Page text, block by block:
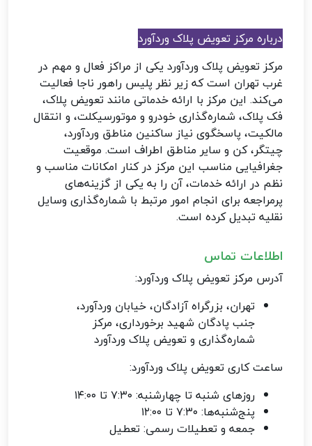
درباره مرکز تعویض پلاک وردآورد
مرکز تعویض پلاک وردآورد یکی از مراکز فعال و مهم در
غرب تهران است که زیر نظر پلیس راهور ناجا فعالیت
می‌کند. این مرکز با ارائه خدماتی مانند تعویض پلاک،
فک پلاک، شماره‌گذاری خودرو و موتورسیکلت، و انتقال
مالکیت، پاسخگوی نیاز ساکنین مناطق وردآورد،
چیتگر، کن و سایر مناطق اطراف است. موقعیت
جغرافیایی مناسب این مرکز در کنار امکانات مناسب و
نظم در ارائه خدمات، آن را به یکی از گزینه‌های
پرمراجعه برای انجام امور مرتبط با شماره‌گذاری وسایل
نقلیه تبدیل کرده است.
اطلاعات تماس
آدرس مرکز تعویض پلاک وردآورد:
تهران، بزرگراه آزادگان، خیابان وردآورد،
جنب پادگان شهید برخورداری، مرکز
شماره‌گذاری و تعویض پلاک وردآورد
ساعت کاری تعویض پلاک وردآورد:
روزهای شنبه تا چهارشنبه: ۷:۳۰ تا ۱۴:۰۰
پنج‌شنبه‌ها: ۷:۳۰ تا ۱۲:۰۰
جمعه و تعطیلات رسمی: تعطیل